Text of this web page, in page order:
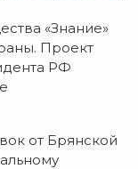
«Знание»
Проект
РФ
от Брянской